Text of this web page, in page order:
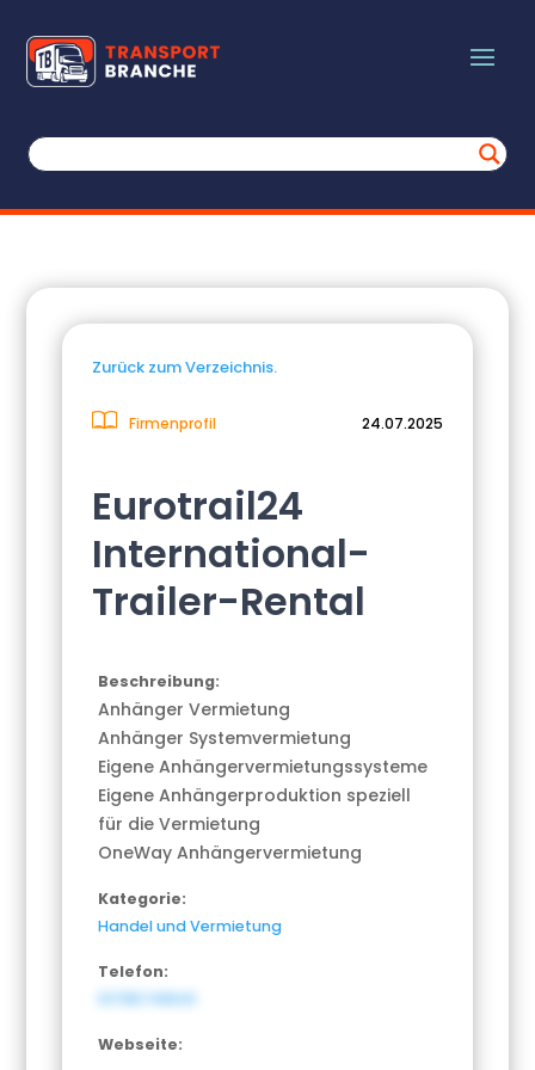
Zurück zum Verzeichnis.
Firmenprofil 24.07.2025
Eurotrail24
International-
Trailer-Rental
Beschreibung:
Anhänger Vermietung
Anhänger Systemvermietung
Eigene Anhängervermietungssysteme
Eigene Anhängerproduktion speziell
für die Vermietung
OneWay Anhängervermietung
Kategorie:
Handel und Vermietung
Telefon:
01795749041
Webseite: